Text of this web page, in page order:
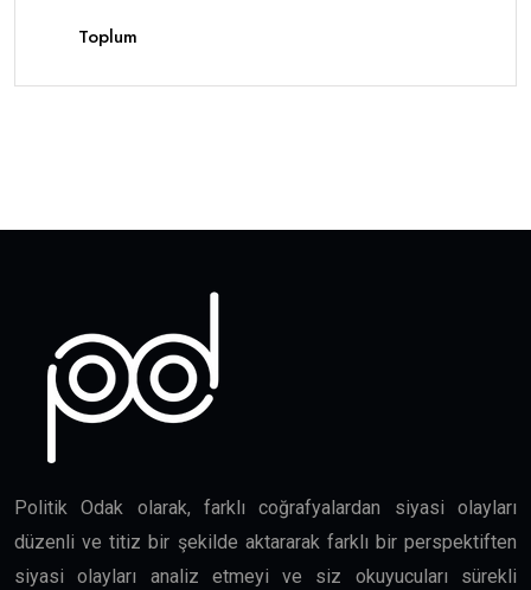
Toplum
Politik Odak olarak, farklı coğrafyalardan siyasi olayları
düzenli ve titiz bir şekilde aktararak farklı bir perspektiften
siyasi olayları analiz etmeyi ve siz okuyucuları sürekli